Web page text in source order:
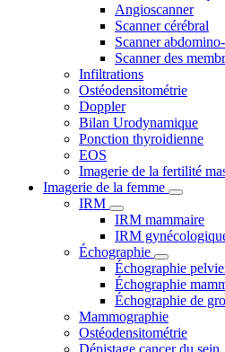
Angioscanner
Scanner cérébral
Scanner
Scanner des
Infiltrations
Ostéodensitométrie
Doppler
Bilan Urodynamique
Ponction thyroidienne
EOS
Imagerie de la fertilité
Imagerie de la femme
IRM
IRM mammaire
IRM
Échographie
Échographie
Échographie
Échographie de
Mammographie
Ostéodensitométrie
Dépistage cancer du sein